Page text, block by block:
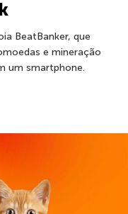
BeatBanker, que
e mineração
um smartphone.